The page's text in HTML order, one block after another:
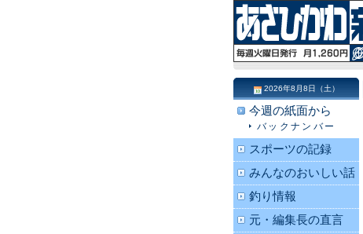
2026年8月8日（土）
今週の紙面から
バックナンバー
スポーツの記録
みんなのおいしい話
釣り情報
元・編集長の直言